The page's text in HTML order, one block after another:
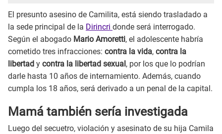
El presunto asesino de Camilita, está siendo trasladado a
la sede principal de la Dirincri donde será interrogado.
Según el abogado Mario Amoretti, el adolescente habría
cometido tres infracciones: contra la vida, contra la
libertad y contra la libertad sexual, por los que lo podrían
darle hasta 10 años de internamiento. Además, cuando
cumpla los 18 años, será derivado a un penal de la capital.
Mamá también sería investigada
Luego del secuetro, violación y asesinato de su hija Camila